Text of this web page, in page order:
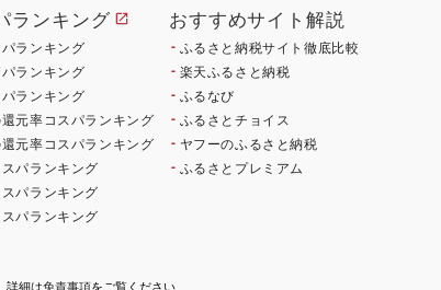
ランキング
ランキング
ランキング
ランキング
元率コスパランキング
元率コスパランキング
パランキング
パランキング
パランキング
おすすめサイト解説
ふるさと納税サイト徹底比較
楽天ふるさと納税
ふるなび
ふるさとチョイス
ヤフーのふるさと納税
ふるさとプレミアム
詳細は免責事項をご覧ください